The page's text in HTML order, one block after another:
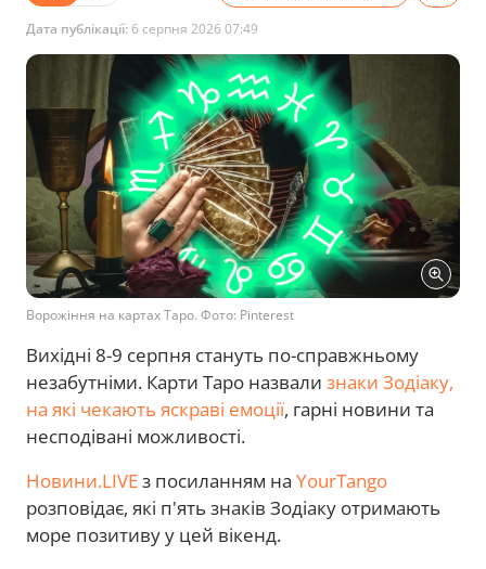
Дата публікації: 6 серпня 2026 07:49
Ворожіння на картах Таро. Фото: Pinterest
Вихідні 8-9 серпня стануть по-справжньому
незабутніми. Карти Таро назвали знаки Зодіаку,
на які чекають яскраві емоції, гарні новини та
несподівані можливості.
Новини.LIVEз посиланням на YourTango
розповідає, які п'ять знаків Зодіаку отримають
море позитиву у цей вікенд.